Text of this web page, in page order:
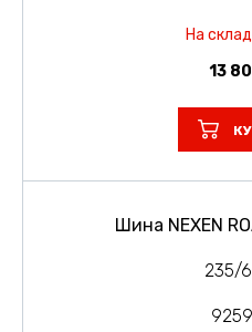
На
13
Шина NEXEN
235/